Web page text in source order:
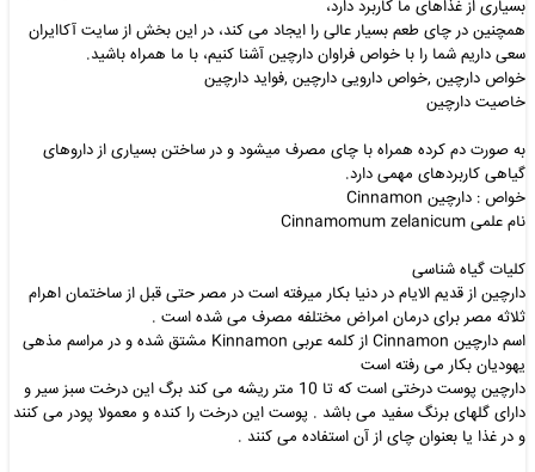
بسیاری از غذاهای ما کاربرد دارد،
همچنین در چای طعم بسیار عالی را ایجاد می کند، در این بخش از سایت آکاایران
سعی داریم شما را با خواص فراوان دارچین آشنا کنیم، با ما همراه باشید.
خواص دارچین ,خواص دارویی دارچین ,فواید دارچین
خاصیت دارچین
به صورت دم کرده همراه با چای مصرف میشود و در ساختن بسیاری از داروهای
گیاهی کاربردهای مهمی دارد.
خواص : دارچین Cinnamon
نام علمی Cinnamomum zelanicum
کلیات گیاه شناسی
دارچین از قدیم الایام در دنیا بکار میرفته است در مصر حتی قبل از ساختمان اهرام
ثلاثه مصر برای درمان امراض مختلفه مصرف می شده است .
اسم دارچین Cinnamon از کلمه عربی Kinnamon مشتق شده و در مراسم مذهی
یهودیان بکار می رفته است
دارچین پوست درختی است که تا 10 متر ریشه می کند برگ این درخت سبز سیر و
دارای گلهای برنگ سفید می باشد . پوست این درخت را کنده و معمولا پودر می کنند
و در غذا یا بعنوان چای از آن استفاده می کنند .